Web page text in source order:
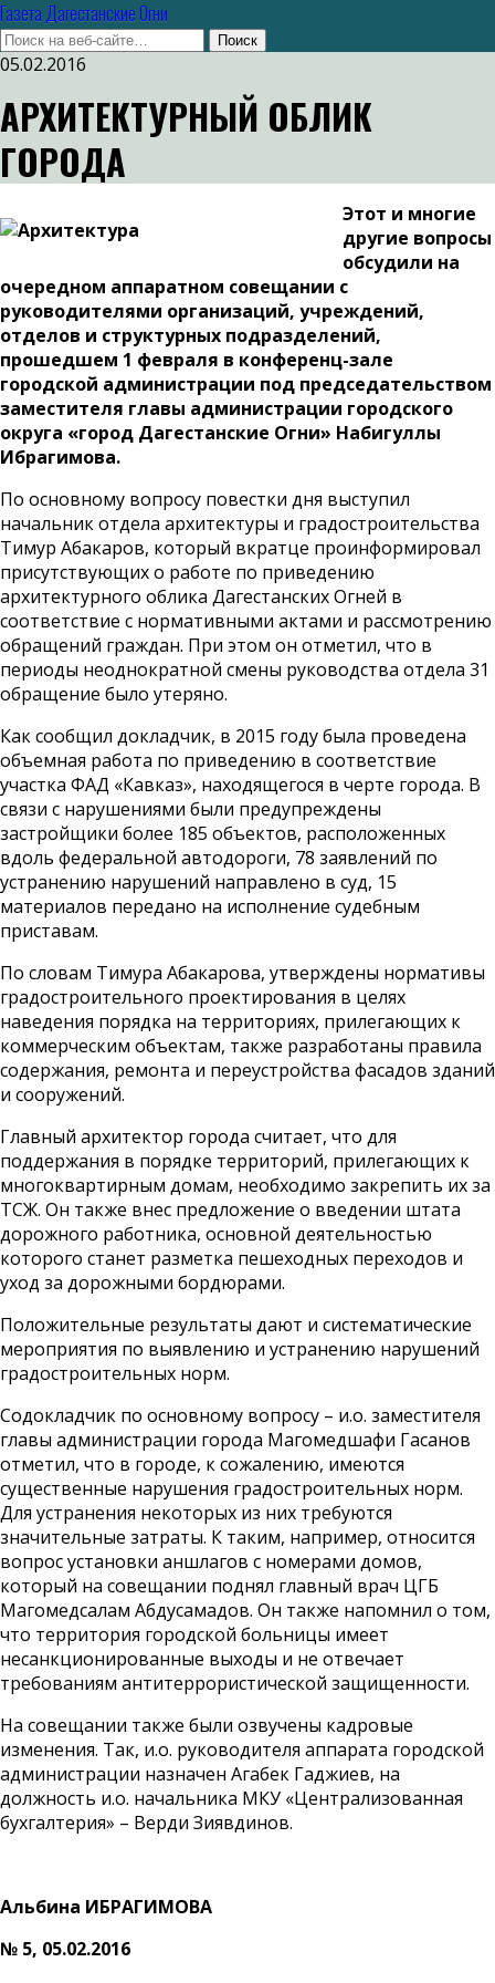
Газета Дагестанские Огни
05.02.2016
АРХИТЕКТУРНЫЙ ОБЛИК
ГОРОДА
Этот и многие
другие вопросы
обсудили на
очередном аппаратном совещании с
руководителями организаций, учреждений,
отделов и структурных подразделений,
прошедшем 1 февраля в конференц-зале
городской администрации под председательством
заместителя главы администрации городского
округа «город Дагестанские Огни» Набигуллы
Ибрагимова.
По основному вопросу повестки дня выступил
начальник отдела архитектуры и градостроительства
Тимур Абакаров, который вкратце проинформировал
присутствующих о работе по приведению
архитектурного облика Дагестанских Огней в
соответствие с нормативными актами и рассмотрению
обращений граждан. При этом он отметил, что в
периоды неоднократной смены руководства отдела 31
обращение было утеряно.
Как сообщил докладчик, в 2015 году была проведена
объемная работа по приведению в соответствие
участка ФАД «Кавказ», находящегося в черте города. В
связи с нарушениями были предупреждены
застройщики более 185 объектов, расположенных
вдоль федеральной автодороги, 78 заявлений по
устранению нарушений направлено в суд, 15
материалов передано на исполнение судебным
приставам.
По словам Тимура Абакарова, утверждены нормативы
градостроительного проектирования в целях
наведения порядка на территориях, прилегающих к
коммерческим объектам, также разработаны правила
содержания, ремонта и переустройства фасадов зданий
и сооружений.
Главный архитектор города считает, что для
поддержания в порядке территорий, прилегающих к
многоквартирным домам, необходимо закрепить их за
ТСЖ. Он также внес предложение о введении штата
дорожного работника, основной деятельностью
которого станет разметка пешеходных переходов и
уход за дорожными бордюрами.
Положительные результаты дают и систематические
мероприятия по выявлению и устранению нарушений
градостроительных норм.
Содокладчик по основному вопросу – и.о. заместителя
главы администрации города Магомедшафи Гасанов
отметил, что в городе, к сожалению, имеются
существенные нарушения градостроительных норм.
Для устранения некоторых из них требуются
значительные затраты. К таким, например, относится
вопрос установки аншлагов с номерами домов,
который на совещании поднял главный врач ЦГБ
Магомедсалам Абдусамадов. Он также напомнил о том,
что территория городской больницы имеет
несанкционированные выходы и не отвечает
требованиям антитеррористической защищенности.
На совещании также были озвучены кадровые
изменения. Так, и.о. руководителя аппарата городской
администрации назначен Агабек Гаджиев, на
должность и.о. начальника МКУ «Централизованная
бухгалтерия» – Верди Зиявдинов.
Альбина ИБРАГИМОВА
№ 5, 05.02.2016